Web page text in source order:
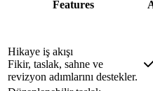
Features
Hikaye iş akışı
Fikir, taslak, sahne ve
revizyon adımlarını destekler.